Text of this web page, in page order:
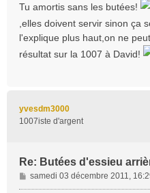
s
a
g
e
Tu amortis sans les butées!
,elles doivent servir sinon ça
l'explique plus haut,on ne
résultat sur la 1007 à David!
yvesdm3000
1007iste d'argent
Re: Butées d'essieu
M
e
samedi 03 décembre 2011,